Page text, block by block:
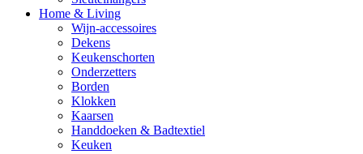
Home & Living
Wijn-accessoires
Dekens
Keukenschorten
Onderzetters
Borden
Klokken
Kaarsen
Handdoeken & Badtextiel
Keuken